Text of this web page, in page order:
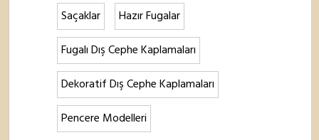
Saçaklar
Hazır Fugalar
Fugalı Dış Cephe Kaplamaları
Dekoratif Dış Cephe Kaplamaları
Pencere Modelleri